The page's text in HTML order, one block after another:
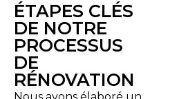
ÉTAPES CLÉS
DE NOTRE
PROCESSUS
DE
RÉNOVATION